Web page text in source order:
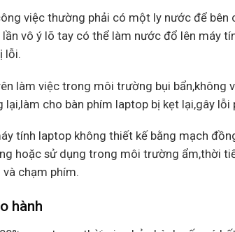
việc thường phải có một ly nước để
vô ý lõ tay có thể làm nước đổ lên máy
lỗi.
làm việc trong môi trường bụi bẩn,không
lại,làm cho bàn phím laptop bị kẹt lại,gây
tính laptop không thiết kế bằng mạch
hoặc sử dụng trong môi trường ẩm,thời
chạm phím.
hành